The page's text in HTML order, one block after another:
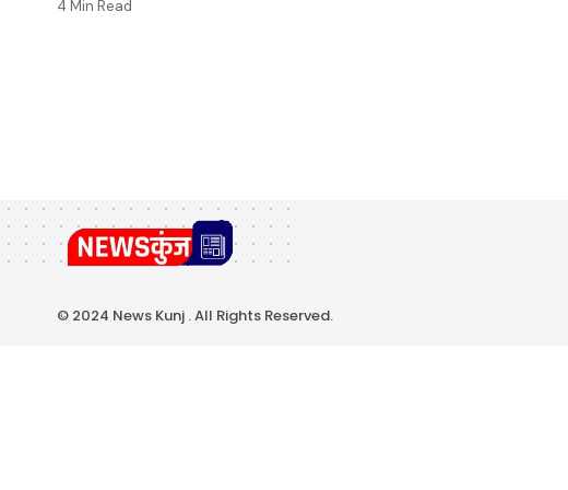
4 Min Read
© 2024 News Kunj . All Rights Reserved.